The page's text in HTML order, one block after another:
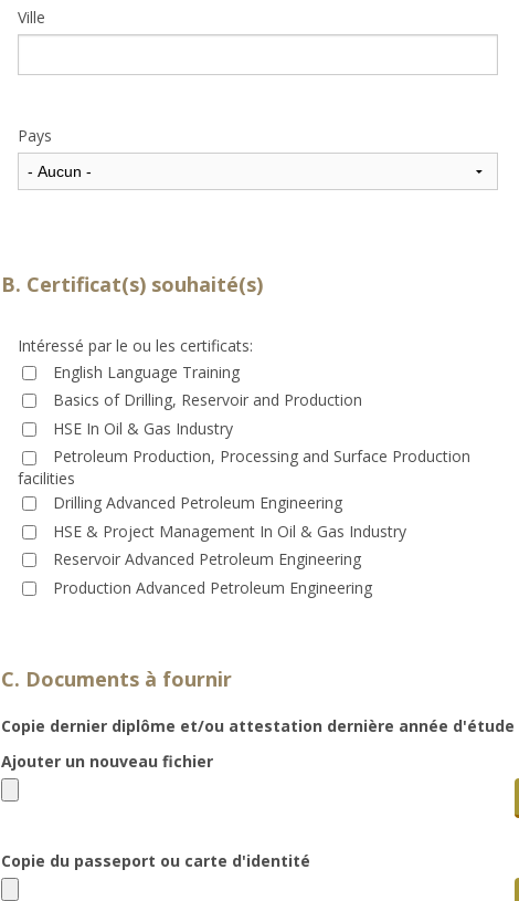
Ville
Pays
B. Certificat(s) souhaité(s)
Intéressé par le ou les certificats:
English Language Training
Basics of Drilling, Reservoir and Production
HSE In Oil & Gas Industry
Petroleum Production, Processing and Surface Production
facilities
Drilling Advanced Petroleum Engineering
HSE & Project Management In Oil & Gas Industry
Reservoir Advanced Petroleum Engineering
Production Advanced Petroleum Engineering
C. Documents à fournir
Copie dernier diplôme et/ou attestation dernière année d'étude
Ajouter un nouveau fichier
Copie du passeport ou carte d'identité